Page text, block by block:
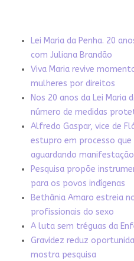
Lei Maria da Penha. 20
com Juliana Brandão
Viva Maria revive
mulheres por direitos
Nos 20 anos da Lei Maria
número de medidas
Alfredo Gaspar, vice de
estupro em processo que
aguardando manifestação
Pesquisa propõe
para os povos indígenas
Bethânia Amaro estreia
profissionais do sexo
A luta sem tréguas da
Gravidez reduz
mostra pesquisa